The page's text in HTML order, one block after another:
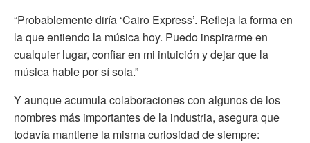
“Probablemente diría ‘Cairo Express’. Refleja la forma en
la que entiendo la música hoy. Puedo inspirarme en
cualquier lugar, confiar en mi intuición y dejar que la
música hable por sí sola.”
Y aunque acumula colaboraciones con algunos de los
nombres más importantes de la industria, asegura que
todavía mantiene la misma curiosidad de siempre: